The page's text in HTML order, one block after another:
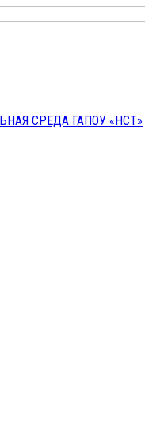
СРЕДА ГАПОУ «НСТ»